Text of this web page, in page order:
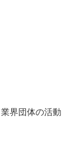
界団体の活動